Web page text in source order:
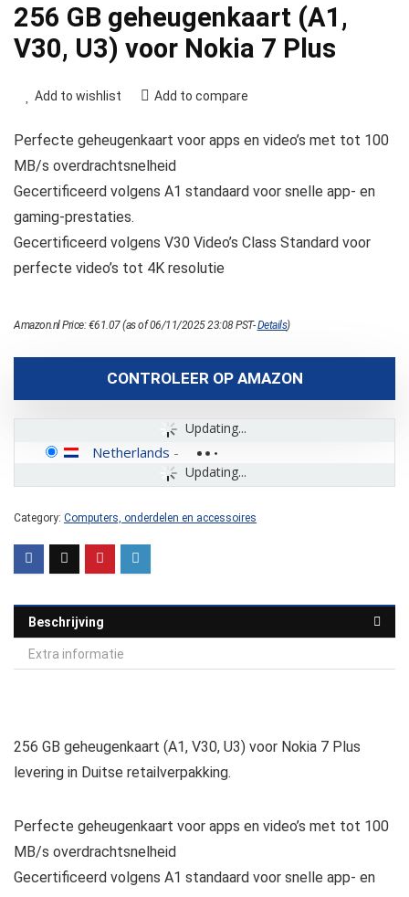
256 GB geheugenkaart (A1,
V30, U3) voor Nokia 7 Plus
Add to wishlist Add to compare
Perfecte geheugenkaart voor apps en video’s met tot 100
MB/s overdrachtsnelheid
Gecertificeerd volgens A1 standaard voor snelle app- en
gaming-prestaties.
Gecertificeerd volgens V30 Video’s Class Standard voor
perfecte video’s tot 4K resolutie
Amazon.nl Price:€61.07(as of 06/11/2025 23:08 PST-Details)
CONTROLEER OP AMAZON
Updating...
Updating...
Netherlands -
Category: Computers, onderdelen en accessoires
Beschrijving
Extra informatie
256 GB geheugenkaart (A1, V30, U3) voor Nokia 7 Plus
levering in Duitse retailverpakking.
Perfecte geheugenkaart voor apps en video’s met tot 100
MB/s overdrachtsnelheid
Gecertificeerd volgens A1 standaard voor snelle app- en